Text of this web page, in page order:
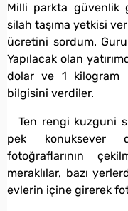
Milli parkta güvenlik
silah taşıma yetkisi
ücretini sordum.
Yapılacak olan
dolar ve 1 kilogram
bilgisini verdiler.
Ten rengi kuzguni
pek konuksever
fotoğraflarının
meraklılar, bazı
evlerin içine girerek